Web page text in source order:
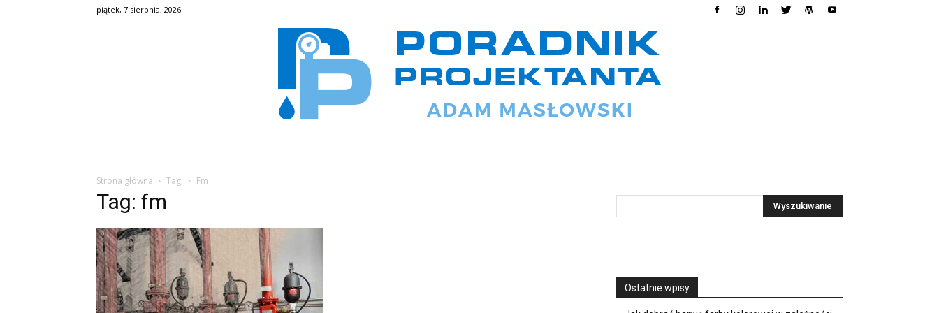
piątek, 7 sierpnia, 2026
Strona główna Tagi Fm
Tag: fm
Ostatnie wpisy